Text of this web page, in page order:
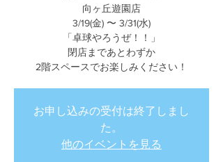
向ヶ丘遊園店
3/19(金) 〜 3/31(水)
「卓球やろうぜ！！」
閉店まであとわずか
2階スペースでお楽しみください！
お申し込みの受付は終了しまし
た。
他のイベントを見る